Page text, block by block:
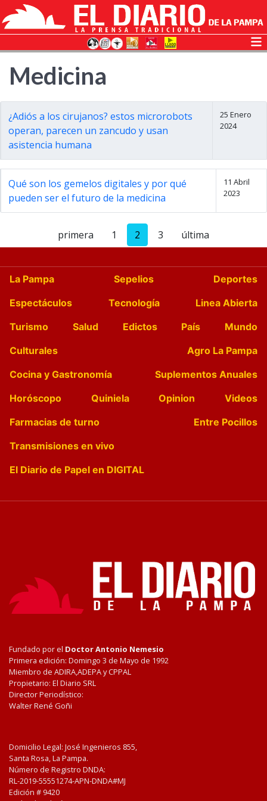
Medicina
¿Adiós a los cirujanos? estos microrobots
operan, parecen un zancudo y usan
asistencia humana
25 Enero
2024
Qué son los gemelos digitales y por qué
pueden ser el futuro de la medicina
11 Abril
2023
primera 1 2 3 última
La Pampa Sepelios
Deportes
Espectáculos
Tecnología
Linea Abierta
Turismo
Salud Edictos País
Mundo
Culturales
Agro La Pampa
Cocina y Gastronomía
Suplementos Anuales
Horóscopo
Quiniela Opinion
Videos
Farmacias de turno
Entre Pocillos
Transmisiones en vivo
El Diario de Papel en DIGITAL
Fundado por el Doctor Antonio Nemesio
Primera edición: Domingo 3 de Mayo de 1992
Miembro de ADIRA,ADEPA y CPPAL
Propietario: El Diario SRL
Director Periodístico:
Walter René Goñi
Domicilio Legal: José Ingenieros 855,
Santa Rosa, La Pampa.
Número de Registro DNDA:
RL-2019-55551274-APN-DNDA#MJ
Edición # 9420